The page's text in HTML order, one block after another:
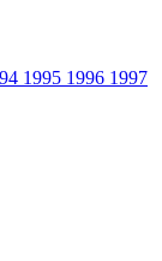
1995 1996 1997